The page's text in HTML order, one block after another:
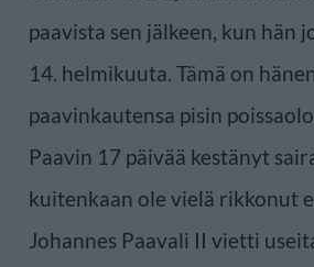
paavista sen jälkeen, kun hän
14. helmikuuta. Tämä on
paavinkautensa pisin
Paavin 17 päivää kestänyt
kuitenkaan ole vielä rikkonut
Johannes Paavali II vietti